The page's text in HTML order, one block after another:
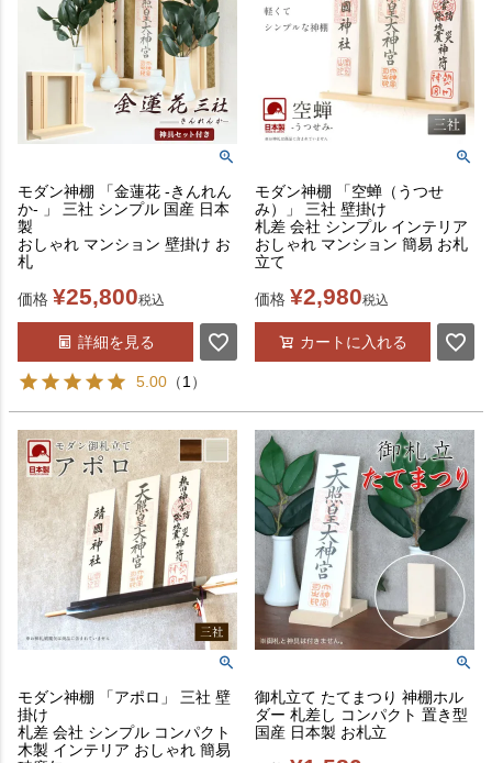
モダン神棚 「金蓮花 -きんれん
か- 」 三社 シンプル 国産 日本
製
おしゃれ マンション 壁掛け お
札
価格 ¥25,800税込
詳細を見る
5.00 （1 ）
モダン神棚 「空蝉（うつせ
み）」 三社 壁掛け
札差 会社 シンプル インテリア
おしゃれ マンション 簡易 お札
立て
価格 ¥2,980税込
カートに入れる
モダン神棚 「アポロ」 三社 壁
掛け
札差 会社 シンプル コンパクト
木製 インテリア おしゃれ 簡易
御札立て たてまつり 神棚ホル
ダー 札差し コンパクト 置き型
国産 日本製 お札立